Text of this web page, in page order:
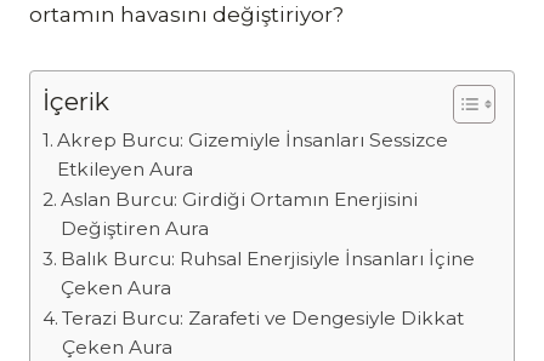
ortamın havasını değiştiriyor?
İçerik
Akrep Burcu: Gizemiyle İnsanları Sessizce
Etkileyen Aura
Aslan Burcu: Girdiği Ortamın Enerjisini
Değiştiren Aura
Balık Burcu: Ruhsal Enerjisiyle İnsanları İçine
Çeken Aura
Terazi Burcu: Zarafeti ve Dengesiyle Dikkat
Çeken Aura